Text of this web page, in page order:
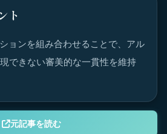
ト
ョンを組み合わせることで、アル
できない審美的な一貫性を維持
元記事を読む